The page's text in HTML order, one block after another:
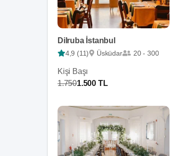
Dilruba İstanbul
4,9 (11) Üsküdar 20 - 300
Kişi Başı
1.7501.500 TL